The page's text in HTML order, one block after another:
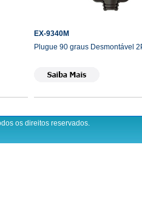
EX-9340M
Plugue 90 graus Desmontável
os direitos reservados.